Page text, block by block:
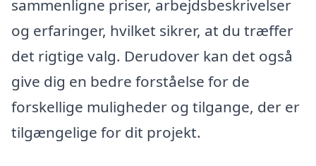
sammenligne priser, arbejdsbeskrivelser
og erfaringer, hvilket sikrer, at du træffer
det rigtige valg. Derudover kan det også
give dig en bedre forståelse for de
forskellige muligheder og tilgange, der er
tilgængelige for dit projekt.